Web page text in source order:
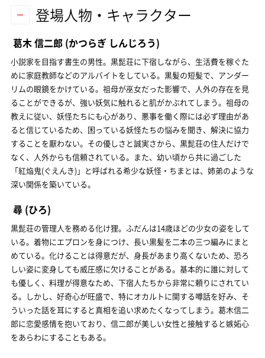
登場人物・キャラクター
葛木 信二郎 (かつらぎ しんじろう)
小説家を目指す書生の男性。黒髭荘に下宿しながら、生活費を稼ぐた
めに家庭教師などのアルバイトをしている。黒髪の短髪で、アンダー
リムの眼鏡をかけている。祖母が巫女だった影響で、人外の存在を見
ることができるが、強い妖気に触れると肌がかぶれてしまう。祖母の
教えに従い、妖怪たちにも心があり、悪事を働く際には必ず理由があ
ると信じているため、困っている妖怪たちの悩みを聞き、解決に協力
することを厭わない。その優しさと誠実さから、黒髭荘の住人だけで
なく、人外からも信頼されている。また、幼い頃から共に過ごした
「紅焔鬼(ぐえんき)」と呼ばれる希少な妖怪・ちまとは、姉弟のような
深い関係を築いている。
尋 (ひろ)
黒髭荘の管理人を務める化け狸。ふだんは14歳ほどの少女の姿をして
いる。着物にエプロンを身につけ、長い黒髪を二本の三つ編みにまと
めている。化けることは得意だが、身長があまり高くないため、恐ろ
しい姿に変身しても威圧感に欠けることがある。基本的に誰に対して
も優しく、料理が得意なため、下宿人たちから非常に頼りにされてい
る。しかし、好奇心が旺盛で、特にオカルトに関する噂話を好み、そ
ういった話を耳にすると真相を追い求めたくなってしまう。葛木信二
郎に恋愛感情を抱いており、信二郎が美しい女性と接触すると嫉妬心
をあらわにすることもある。